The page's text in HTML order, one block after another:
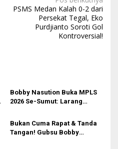
PSMS Medan Kalah 0-2 dari
Persekat Tegal, Eko
Purdjianto Soroti Gol
Kontroversial!
Bobby Nasution Buka MPLS
2026 Se-Sumut: Larang
Hormati Guru dan Orang Tua
Bukan Cuma Rapat & Tanda
Tangan! Gubsu Bobby